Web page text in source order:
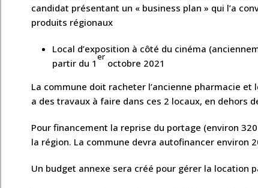
candidat présentant un « business plan » qui l’a
produits régionaux
Local d’exposition à côté du cinéma
partir du 1
er
octobre 2021
La commune doit racheter l’ancienne pharmacie
a des travaux à faire dans ces 2 locaux, en dehors
Pour financement la reprise du portage (environ
la région. La commune devra autofinancer environ
Un budget annexe sera créé pour gérer la location